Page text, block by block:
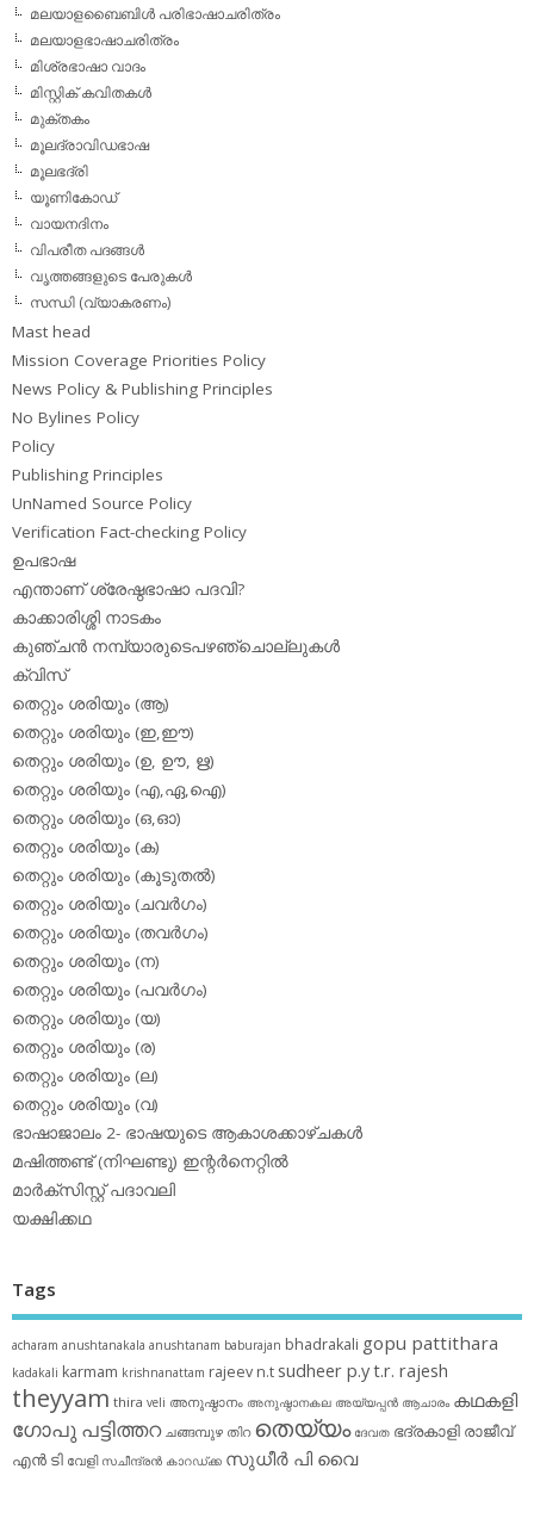
മലയാളബൈബിള്‍ പരിഭാഷാചരിത്രം
മലയാളഭാഷാചരിത്രം
മിശ്രഭാഷാ വാദം
മിസ്റ്റിക് കവിതകള്‍
മുക്തകം
മൂലദ്രാവിഡഭാഷ
മൂലഭദ്രി
യൂണികോഡ്
വായനദിനം
വിപരീത പദങ്ങള്‍
വൃത്തങ്ങളുടെ പേരുകള്‍
സന്ധി (വ്യാകരണം)
Mast head
Mission Coverage Priorities Policy
News Policy & Publishing Principles
No Bylines Policy
Policy
Publishing Principles
UnNamed Source Policy
Verification Fact-checking Policy
ഉപഭാഷ
എന്താണ് ശ്രേഷ്ഠഭാഷാ പദവി?
കാക്കാരിശ്ശി നാടകം
കുഞ്ചന്‍ നമ്പ്യാരുടെപഴഞ്ചൊല്ലുകള്‍
ക്വിസ്
തെറ്റും ശരിയും (ആ)
തെറ്റും ശരിയും (ഇ,ഈ)
തെറ്റും ശരിയും (ഉ, ഊ, ഋ)
തെറ്റും ശരിയും (എ,ഏ,ഐ)
തെറ്റും ശരിയും (ഒ,ഓ)
തെറ്റും ശരിയും (ക)
തെറ്റും ശരിയും (കൂടുതല്‍)
തെറ്റും ശരിയും (ചവര്‍ഗം)
തെറ്റും ശരിയും (തവര്‍ഗം)
തെറ്റും ശരിയും (ന)
തെറ്റും ശരിയും (പവര്‍ഗം)
തെറ്റും ശരിയും (യ)
തെറ്റും ശരിയും (ര)
തെറ്റും ശരിയും (ല)
തെറ്റും ശരിയും (വ)
ഭാഷാജാലം 2- ഭാഷയുടെ ആകാശക്കാഴ്ചകള്‍
മഷിത്തണ്ട് (നിഘണ്ടു) ഇന്റര്‍നെറ്റില്‍
മാര്‍ക്‌സിസ്റ്റ് പദാവലി
യക്ഷിക്കഥ
Tags
acharam anushtanakala anushtanam baburajan bhadrakali gopu pattithara
kadakali karmam krishnanattam rajeev n.t sudheer p.yt.r. rajesh
theyyam thira veli അനുഷ്ഠാനം അനുഷ്ഠാനകല അയ്യപ്പന്‍ ആചാരം കഥകളി
ഗോപു പട്ടിത്തറ ചങ്ങമ്പുഴ തിറ തെയ്യം ദേവത ഭദ്രകാളി രാജീവ്
എൻ ടി വേളി സചീന്ദ്രന്‍ കാറഡ്ക്ക സുധീര്‍ പി വൈ